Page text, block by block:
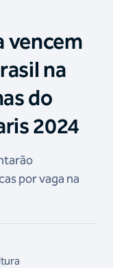
vencem
na
do
2024
por vaga na